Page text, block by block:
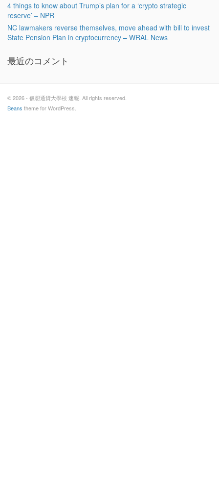
4 things to know about Trump’s plan for a ‘crypto strategic
reserve’ – NPR
NC lawmakers reverse themselves, move ahead with bill to invest
State Pension Plan in cryptocurrency – WRAL News
最近のコメント
© 2026 - 仮想通貨大學校 速報. All rights reserved.
Beans theme for WordPress.